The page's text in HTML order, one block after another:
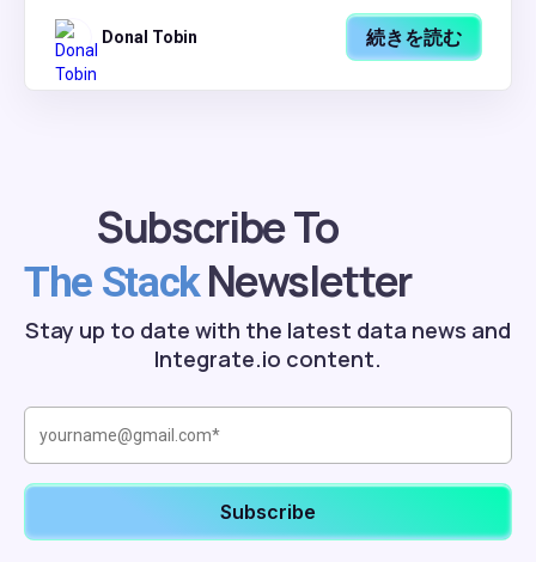
Donal Tobin 続きを読む
Subscribe To
The StackNewsletter
Stay up to date with the latest data news and
Integrate.io content.